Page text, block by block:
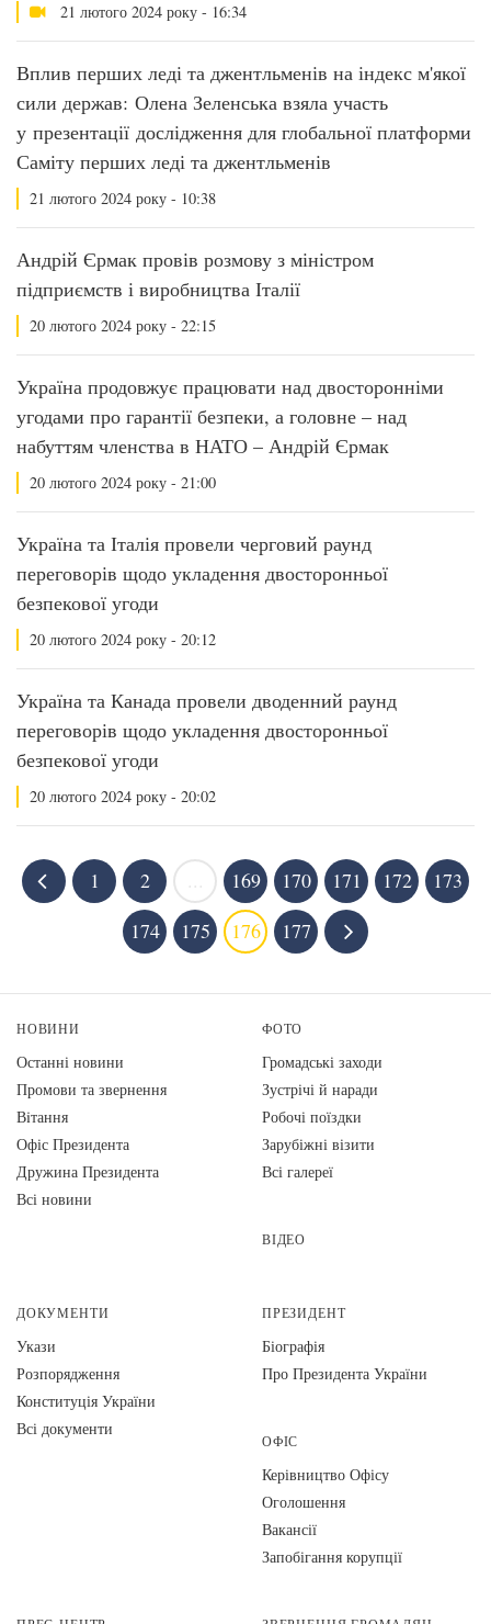
21 лютого 2024 року - 16:34
Вплив перших леді та джентльменів на індекс м'якої
сили держав: Олена Зеленська взяла участь
у презентації дослідження для глобальної платформи
Саміту перших леді та джентльменів
21 лютого 2024 року - 10:38
Андрій Єрмак провів розмову з міністром
підприємств і виробництва Італії
20 лютого 2024 року - 22:15
Україна продовжує працювати над двосторонніми
угодами про гарантії безпеки, а головне – над
набуттям членства в НАТО – Андрій Єрмак
20 лютого 2024 року - 21:00
Україна та Італія провели черговий раунд
переговорів щодо укладення двосторонньої
безпекової угоди
20 лютого 2024 року - 20:12
Україна та Канада провели дводенний раунд
переговорів щодо укладення двосторонньої
безпекової угоди
20 лютого 2024 року - 20:02
1 2 169 170 171 172
173
174
175 176 177
НОВИНИ
Останні новини
Промови та звернення
Вiтання
Офіс Президента
Дружина Президента
Всі новини
ФОТО
Громадські заходи
Зустрічі й наради
Робочі поїздки
Зарубіжні візити
Всі галереї
ВІДЕО
ДОКУМЕНТИ
Укази
Розпорядження
Конституція України
Всі документи
ПРЕЗИДЕНТ
Біографія
Про Президента України
ОФІС
Керівництво Офісу
Оголошення
Вакансії
Запобігання корупції